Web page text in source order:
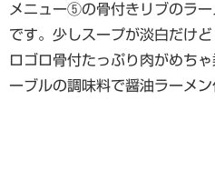
メニュー⑤の骨付きリブのラ
です。少しスープが淡白だけ
ロゴロ骨付たっぷり肉がめち
ーブルの調味料で醤油ラーメン